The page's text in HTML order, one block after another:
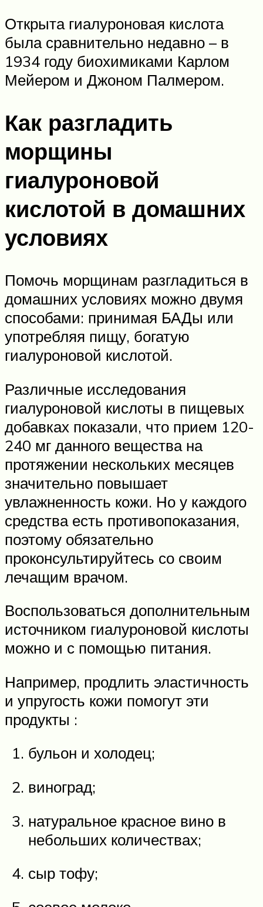
Открыта гиалуроновая кислота
была сравнительно недавно – в
1934 году биохимиками Карлом
Мейером и Джоном Палмером.
Как разгладить
морщины
гиалуроновой
кислотой в домашних
условиях
Помочь морщинам разгладиться в
домашних условиях можно двумя
способами: принимая БАДы или
употребляя пищу, богатую
гиалуроновой кислотой.
Различные исследования
гиалуроновой кислоты в пищевых
добавках показали, что прием 120-
240 мг данного вещества на
протяжении нескольких месяцев
значительно повышает
увлажненность кожи. Но у каждого
средства есть противопоказания,
поэтому обязательно
проконсультируйтесь со своим
лечащим врачом.
Воспользоваться дополнительным
источником гиалуроновой кислоты
можно и с помощью питания.
Например, продлить эластичность
и упругость кожи помогут эти
продукты :
бульон и холодец;
виноград;
натуральное красное вино в
небольших количествах;
сыр тофу;